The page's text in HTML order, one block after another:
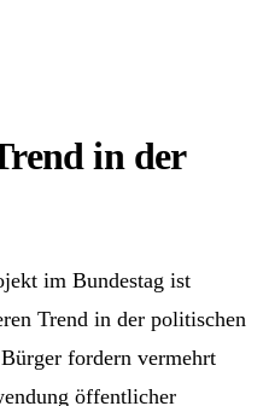
in der
im Bundestag ist
Trend in der politischen
fordern vermehrt
öffentlicher